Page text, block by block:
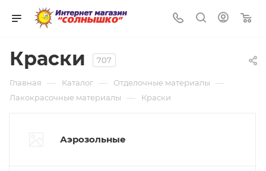
Краски 707
Главная — Каталог — Отделочные материалы —
Лакокрасочные материалы — Краски
Аэрозольные